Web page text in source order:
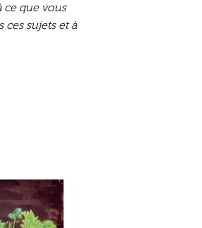
ce que vous
ces sujets et à